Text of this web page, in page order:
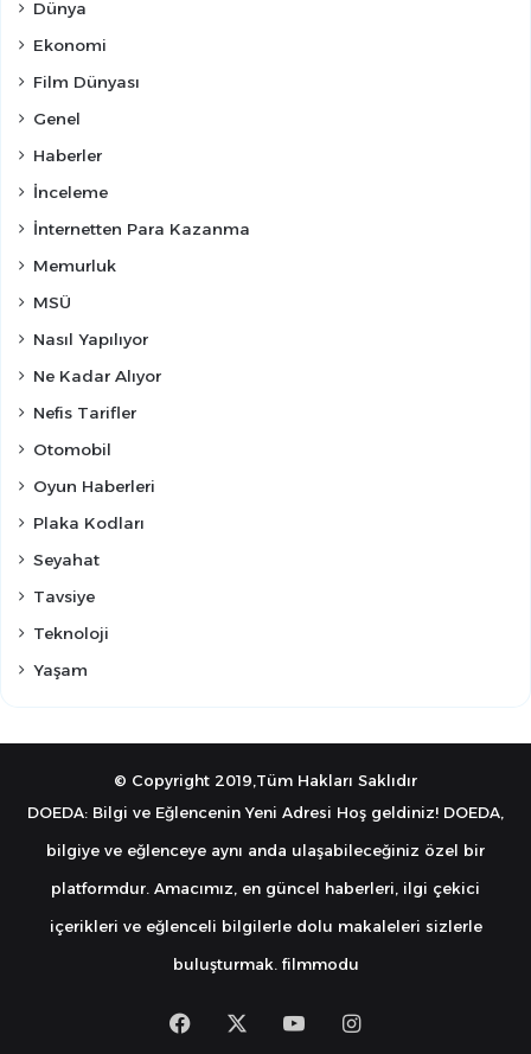
Dünya
Ekonomi
Film Dünyası
Genel
Haberler
İnceleme
İnternetten Para Kazanma
Memurluk
MSÜ
Nasıl Yapılıyor
Ne Kadar Alıyor
Nefis Tarifler
Otomobil
Oyun Haberleri
Plaka Kodları
Seyahat
Tavsiye
Teknoloji
Yaşam
© Copyright 2019,Tüm Hakları Saklıdır
DOEDA: Bilgi ve Eğlencenin Yeni Adresi Hoş geldiniz! DOEDA,
bilgiye ve eğlenceye aynı anda ulaşabileceğiniz özel bir
platformdur. Amacımız, en güncel haberleri, ilgi çekici
içerikleri ve eğlenceli bilgilerle dolu makaleleri sizlerle
buluşturmak. filmmodu
FacebookYouTubeInstagram